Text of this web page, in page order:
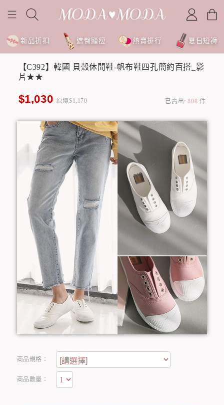
新品折扣 遮臀顯瘦 熱賣排行 夏日短褲
【C392】韓國 貝殼休閒鞋-帆布鞋四孔簡約百搭_影
片★★
$1,030 原價$1,170 已賣出:808 件
商品規格：
商品數量：